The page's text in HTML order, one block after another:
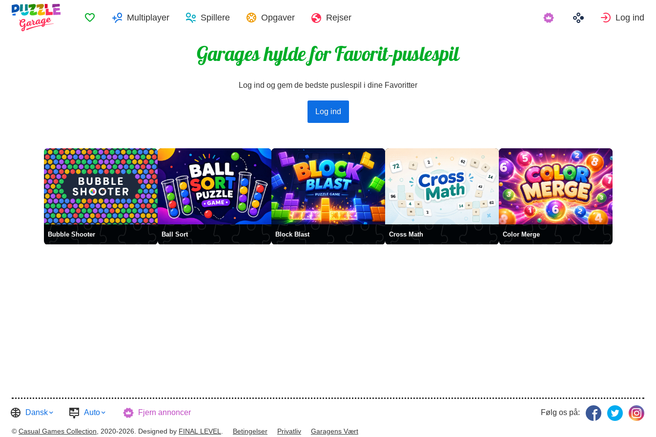
FavoritterMultiplayer Spillere Opgaver Rejser Log ind
Garages hylde for Favorit-puslespil
Log ind og gem de bedste puslespil i dine Favoritter
Log ind
Bubble Shooter Ball Sort Block Blast Cross Math Color Merge
Dansk Auto Fjern annoncer Følg os på:
© Casual Games Collection , 2020-2026. Designed by FINAL LEVEL Betingelser Privatliv Garagens Vært